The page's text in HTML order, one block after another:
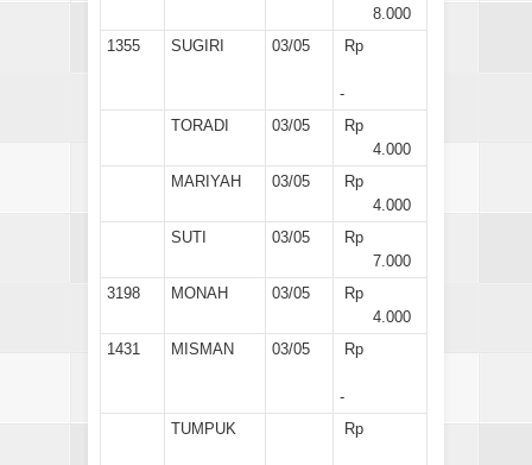
8.000
1355
SUGIRI 03/05 Rp
-
TORADI
03/05
Rp
4.000
MARIYAH
03/05
Rp
4.000
SUTI
03/05
Rp
7.000
3198
MONAH 03/05
Rp
4.000
1431
MISMAN 03/05 Rp
-
TUMPUK
Rp